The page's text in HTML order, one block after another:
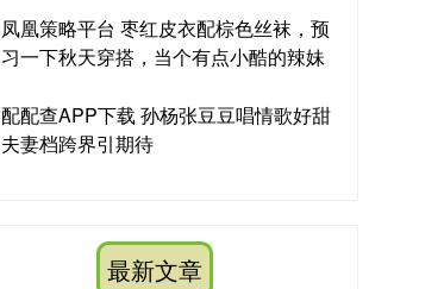
凤凰策略平台 枣红皮衣配棕色丝袜，预
习一下秋天穿搭，当个有点小酷的辣妹
配配查APP下载 孙杨张豆豆唱情歌好甜
夫妻档跨界引期待
最新文章